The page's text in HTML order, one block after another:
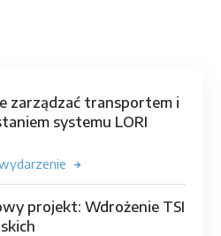
zarządzać transportem i
systemu LORI
projekt: Wdrożenie TSI